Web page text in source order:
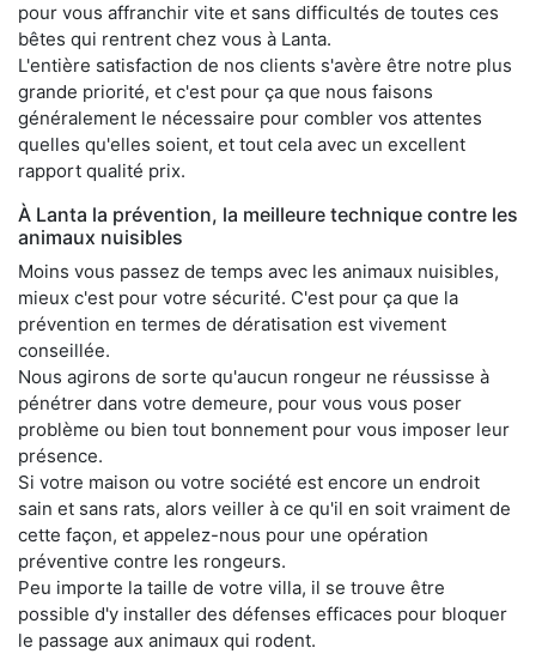
pour vous affranchir vite et sans difficultés de toutes ces
bêtes qui rentrent chez vous à Lanta.
L'entière satisfaction de nos clients s'avère être notre plus
grande priorité, et c'est pour ça que nous faisons
généralement le nécessaire pour combler vos attentes
quelles qu'elles soient, et tout cela avec un excellent
rapport qualité prix.
À Lanta la prévention, la meilleure technique contre les
animaux nuisibles
Moins vous passez de temps avec les animaux nuisibles,
mieux c'est pour votre sécurité. C'est pour ça que la
prévention en termes de dératisation est vivement
conseillée.
Nous agirons de sorte qu'aucun rongeur ne réussisse à
pénétrer dans votre demeure, pour vous vous poser
problème ou bien tout bonnement pour vous imposer leur
présence.
Si votre maison ou votre société est encore un endroit
sain et sans rats, alors veiller à ce qu'il en soit vraiment de
cette façon, et appelez-nous pour une opération
préventive contre les rongeurs.
Peu importe la taille de votre villa, il se trouve être
possible d'y installer des défenses efficaces pour bloquer
le passage aux animaux qui rodent.